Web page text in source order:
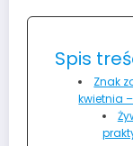
Spis
Znak
kwietnia